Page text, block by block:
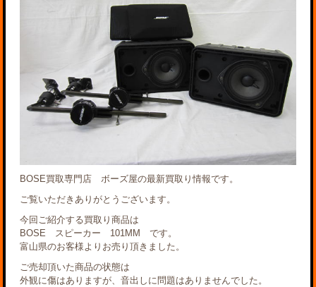
BOSE買取専門店 ボーズ屋の最新買取り情報です。
ご覧いただきありがとうございます。
今回ご紹介する買取り商品は
BOSE スピーカー 101MM です。
富山県のお客様よりお売り頂きました。
ご売却頂いた商品の状態は
外観に傷はありますが、音出しに問題はありませんでした。